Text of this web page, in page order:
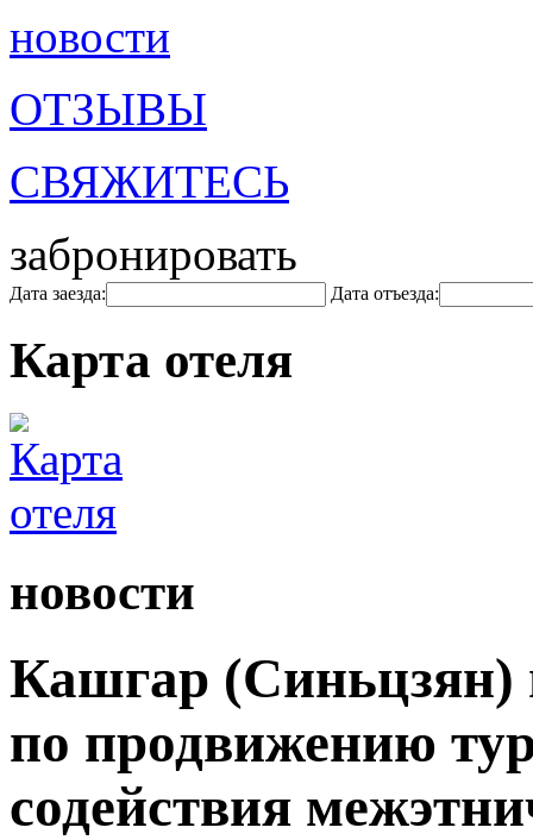
новости
ОТЗЫВЫ
СВЯЖИТЕСЬ
забронировать
Дата заезда: Дата отъезда:
Карта отеля
новости
Кашгар (Синьцзян)
по продвижению
содействия